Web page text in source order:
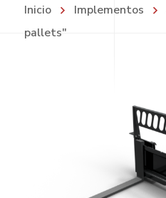
Inicio Implementos
pallets"